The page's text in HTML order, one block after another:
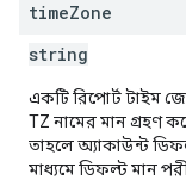
timeZone
string
একটি রিপোর্ট টাইম
TZ নামের মান গ্রহণ
তাহলে অ্যাকাউন্ট
মাধ্যমে ডিফল্ট মান